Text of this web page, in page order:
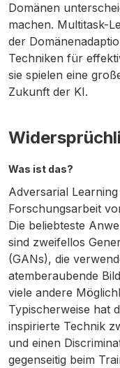
Domänen
machen. Multitask-
der
Techniken für
sie spielen eine
Zukunft der KI.
Was ist das?
Adversarial
Forschungsarbeit
Die beliebteste
sind zweifellos
(GANs), die
atemberaubende
viele andere
Typischerweise hat
inspirierte Technik
und einen
gegenseitig beim